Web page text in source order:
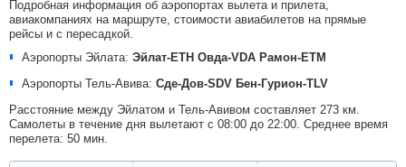
Подробная информация об аэропортах вылета и прилета,
авиакомпаниях на маршруте, стоимости авиабилетов на прямые
рейсы и с пересадкой.
Аэропорты Эйлата: Эйлат-ETH Овда-VDA Рамон-ETM
Аэропорты Тель-Авива: Сде-Дов-SDV Бен-Гурион-TLV
Расстояние между Эйлатом и Тель-Авивом составляет 273 км.
Самолеты в течение дня вылетают с 08:00 до 22:00. Среднее время
перелета: 50 мин.